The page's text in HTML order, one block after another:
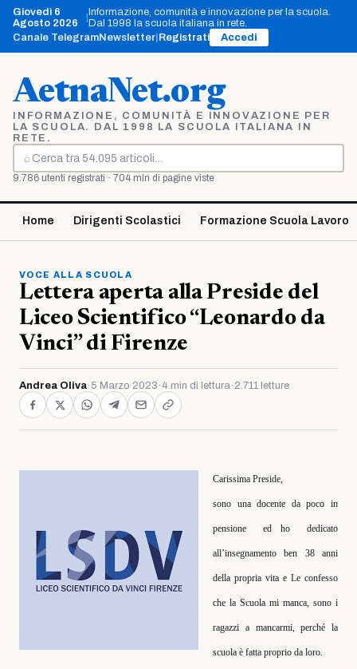
Vai
contenuto
Giovedì 6
Agosto 2026
Informazione, comunità e innovazione per la scuola.
Dal 1998 la scuola italiana in rete.
Canale TelegramNewsletter Registrati Accedi
AetnaNet.org
INFORMAZIONE, COMUNITÀ E INNOVAZIONE PER
LA SCUOLA. DAL 1998 LA SCUOLA ITALIANA IN
RETE.
⌕
Cerca
9.786 utenti registrati · 704 mln di pagine viste
Home Dirigenti Scolastici Formazione Scuola Lavoro
VOCE ALLA SCUOLA
Lettera aperta alla Preside del
Liceo Scientifico “Leonardo da
Vinci” di Firenze
Andrea Oliva· 5 Marzo 2023 · 4 min di lettura· 2.711 letture
Carissima Preside,
sono una docente da poco in
pensione ed ho dedicato
all’insegnamento ben 38 anni
della propria vita e Le confesso
che la Scuola mi manca, sono i
ragazzi a mancarmi, perché la
scuola è fatta proprio da loro.